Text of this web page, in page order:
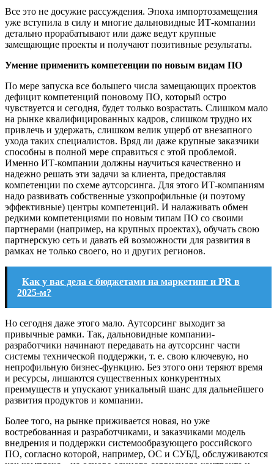
Все это не досужие рассуждения. Эпоха импортозамещения
уже вступила в силу и многие дальновидные ИТ-компании
детально прорабатывают или даже ведут крупные
замещающие проекты и получают позитивные результаты.
Умение применить компетенции по новым видам ПО
По мере запуска все большего числа замещающих проектов
дефицит компетенций поновому ПО, который остро
чувствуется и сегодня, будет только возрастать. Слишком мало
на рынке квалифицированных кадров, слишком трудно их
привлечь и удержать, слишком велик ущерб от внезапного
ухода таких специалистов. Вряд ли даже крупные заказчики
способны в полной мере справиться с этой проблемой.
Именно ИТ-компании должны научиться качественно и
надежно решать эти задачи за клиента, предоставляя
компетенции по схеме аутсорсинга. Для этого ИТ-компаниям
надо развивать собственные узкопрофильные (и поэтому
эффективные) центры компетенций. И налаживать обмен
редкими компетенциями по новым типам ПО со своими
партнерами (например, на крупных проектах), обучать свою
партнерскую сеть и давать ей возможности для развития в
рамках не только своего, но и других регионов.
Как у вас дела с бюджетами на маркетинг и PR в
2025-м?
Но сегодня даже этого мало. Аутсорсинг выходит за
привычные рамки. Так, дальновидные компании-
разработчики начинают передавать на аутсорсинг части
системы технической поддержки, т. е. свою ключевую, но
непрофильную бизнес-функцию. Без этого они теряют время
и ресурсы, лишаются существенных конкурентных
преимуществ и упускают уникальный шанс для дальнейшего
развития продуктов и компании.
Более того, на рынке приживается новая, но уже
востребованная и разработчиками, и заказчиками модель
внедрения и поддержки системообразующего российского
ПО, согласно которой, например, ОС и СУБД, обслуживаются